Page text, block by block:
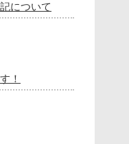
について
！